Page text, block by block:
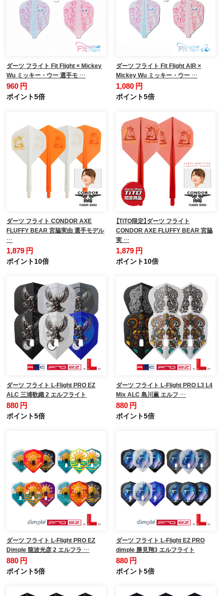
ダーツ フライト Fit Flight × Mickey
Wu ミッキー・ウー 選手モ …
960 円
ポイント5倍
ダーツ フライト Fit Flight AIR ×
Mickey Wu ミッキー・ウー …
1,080 円
ポイント5倍
ダーツ フライト CONDOR AXE
FLUFFY BEAR 宮脇実由 選手モデル
…
1,879 円
ポイント10倍
【TiTO限定】ダーツ フライト
CONDOR AXE FLUFFY BEAR 宮脇
実 …
1,879 円
ポイント10倍
ダーツ フライト L-Flight PRO EZ
ALC 三浦歌織 2 エルフライト
880 円
ポイント5倍
ダーツ フライト L-Flight PRO L3 L4
Mix ALC 島川薫 エルフ …
880 円
ポイント5倍
ダーツ フライト L-Flight PRO EZ
Dimple 龍波光彦 2 エルフラ …
880 円
ポイント5倍
ダーツ フライト L-Flight EZ PRO
dimple 勝見翔3 エルフライト
880 円
ポイント5倍